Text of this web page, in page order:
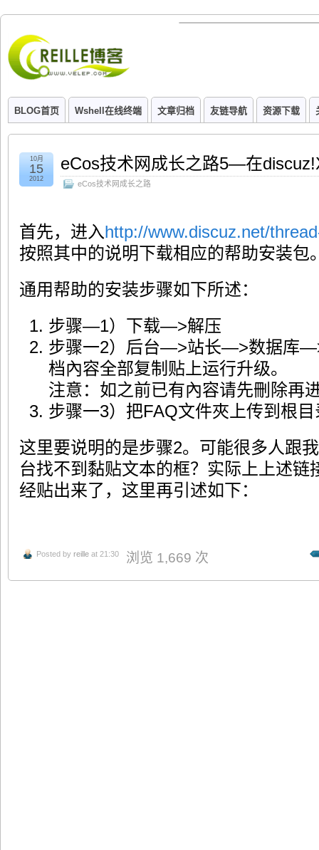
BLOG首页 Wshell在线终端 文章归档 友链导航 资源下载
eCos技术网成长之路5—在
eCos技术网成长之路
10月
15
2012
首先，进入http://www.discuz.net/
按照其中的说明下载相应的帮助安装包
通用帮助的安装步骤如下所述：
步骤—1）下载—>解压
步骤一2）后台—>站长—>数据库
档內容全部复制贴上运行升级。
注意：如之前已有內容请先刪除再
步骤一3）把FAQ文件夾上传到根目
这里要说明的是步骤2。可能很多人跟
台找不到黏贴文本的框？实际上上述链
经贴出来了，这里再引述如下：
Posted by reille at 21:30 浏览 1,669 次